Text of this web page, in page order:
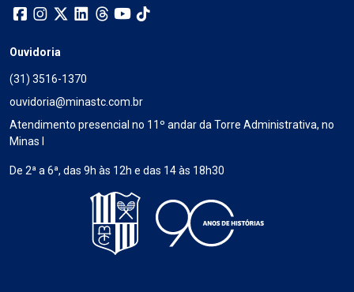
Ouvidoria
(31) 3516-1370
ouvidoria@minastc.com.br
Atendimento presencial no 11º andar da Torre Administrativa, no
Minas I
De 2ª a 6ª, das 9h às 12h e das 14 às 18h30